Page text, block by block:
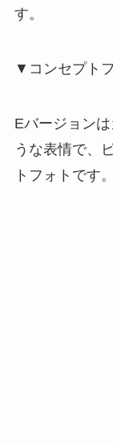
す。
▼コンセプト
Eバージョン
うな表情で、
トフォトです。